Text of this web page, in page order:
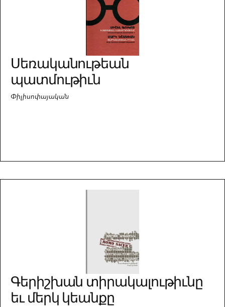
Սեռականութեան
պատմութիւն
Փիլիսոփայական
Գերիշխան տիրակալութիւնը
եւ մերկ կեանքը